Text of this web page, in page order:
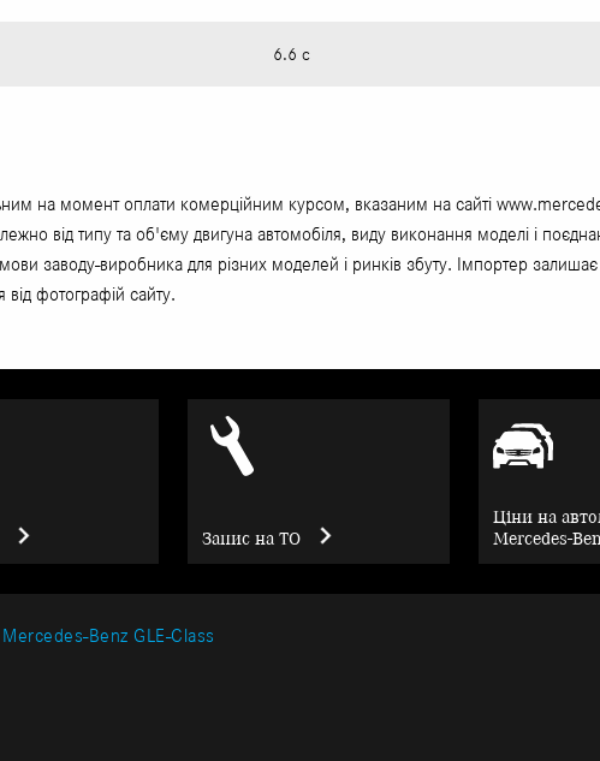
6.6 с
на момент оплати комерційним курсом, вказаним на сайті
від типу та об'єму двигуна автомобіля, виду виконання моделі і
заводу-виробника для різних моделей і ринків збуту. Імпортер
від фотографій сайту.
Запис на ТО
Ціни на
Mercedes-
Benz GLЕ-Class